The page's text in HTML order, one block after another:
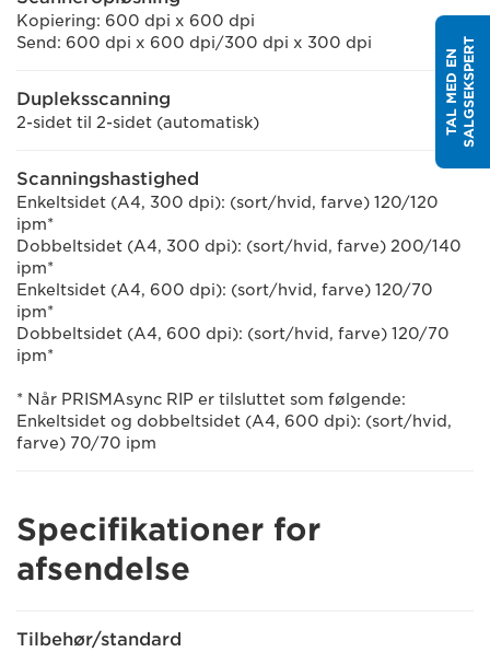
Kopiering: 600 dpi x 600 dpi
Send: 600 dpi x 600 dpi/300 dpi x 300 dpi
Dupleksscanning
2-sidet til 2-sidet (automatisk)
Scanningshastighed
Enkeltsidet (A4, 300 dpi): (sort/hvid, farve) 120/120
ipm*
Dobbeltsidet (A4, 300 dpi): (sort/hvid, farve) 200/140
ipm*
Enkeltsidet (A4, 600 dpi): (sort/hvid, farve) 120/70
ipm*
Dobbeltsidet (A4, 600 dpi): (sort/hvid, farve) 120/70
ipm*
* Når PRISMAsync RIP er tilsluttet som følgende:
Enkeltsidet og dobbeltsidet (A4, 600 dpi): (sort/hvid,
farve) 70/70 ipm
Specifikationer for
afsendelse
Tilbehør/standard
T
A
L
M
E
D
E
N
S
A
L
G
S
E
K
S
P
E
RT